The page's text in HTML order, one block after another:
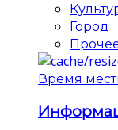
Город
Время